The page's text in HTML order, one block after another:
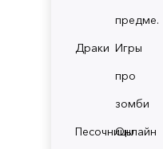
предме.
Драки Игры
про
зомби
ПесочницыОнлайн